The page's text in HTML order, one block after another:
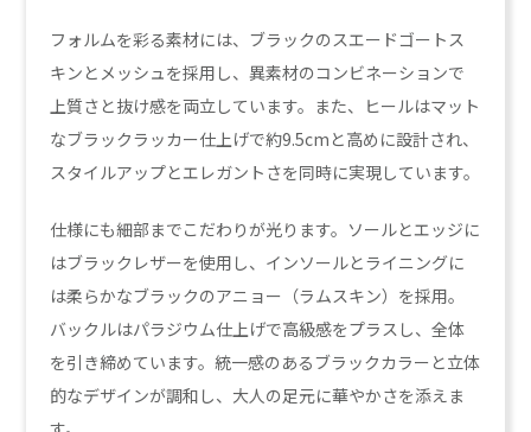
フォルムを彩る素材には、ブラックのスエードゴートス
キンとメッシュを採用し、異素材のコンビネーションで
上質さと抜け感を両立しています。また、ヒールはマット
なブラックラッカー仕上げで約9.5cmと高めに設計され、
スタイルアップとエレガントさを同時に実現しています。
仕様にも細部までこだわりが光ります。ソールとエッジに
はブラックレザーを使用し、インソールとライニングに
は柔らかなブラックのアニョー（ラムスキン）を採用。
バックルはパラジウム仕上げで高級感をプラスし、全体
を引き締めています。統一感のあるブラックカラーと立体
的なデザインが調和し、大人の足元に華やかさを添えま